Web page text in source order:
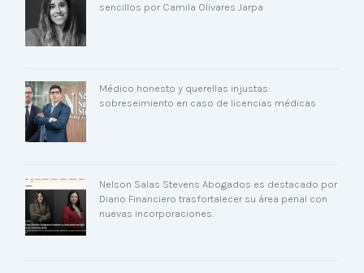
sencillos por Camila Olivares Jarpa
Médico honesto y querellas injustas:
sobreseimiento en caso de licencias médicas
Nelson Salas Stevens Abogados es destacado por
Diario Financiero trasfortalecer su área penal con
nuevas incorporaciones.